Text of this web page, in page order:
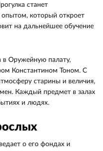
станет
который откроет
на дальнейшее обучение
в Оружейную палату,
Константином Тоном. С
старины и величия,
Каждый предмет в залах
и людях.
о его фондах и